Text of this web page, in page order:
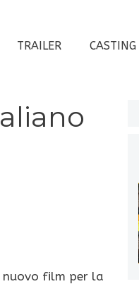
TRAILER CASTING
nuovo film per la